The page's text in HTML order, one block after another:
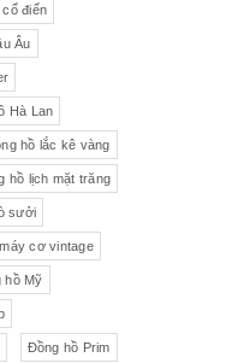
điển
Âu
Hà Lan
hồ lắc kê vàng
hồ lịch mặt trăng
sưởi
cơ vintage
hồ Mỹ
Đồng hồ Prim